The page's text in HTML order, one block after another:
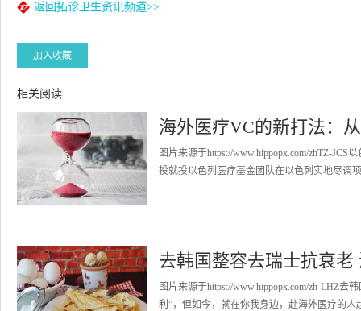
返回拓诊卫生资讯频道>>
加入收藏
相关阅读
海外医疗VC的新打法：
图片来源于https://www.hippopx.com/zhTZ-
投就投以色列医疗基金团队在以色列实地尽调
去韩国整容去瑞士抗衰
图片来源于https://www.hippopx.com/zh-LHZ
利”，但如今，就在你我身边，赴海外医疗的人